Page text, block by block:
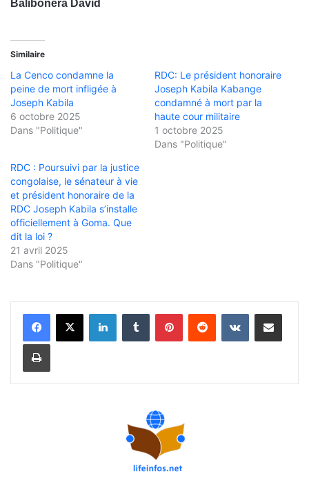
Balibonera David
Similaire
La Cenco condamne la
peine de mort infligée à
Joseph Kabila
6 octobre 2025
Dans "Politique"
RDC: Le président honoraire
Joseph Kabila Kabange
condamné à mort par la
haute cour militaire
1 octobre 2025
Dans "Politique"
RDC : Poursuivi par la justice
congolaise, le sénateur à vie
et président honoraire de la
RDC Joseph Kabila s’installe
officiellement à Goma. Que
dit la loi ?
21 avril 2025
Dans "Politique"